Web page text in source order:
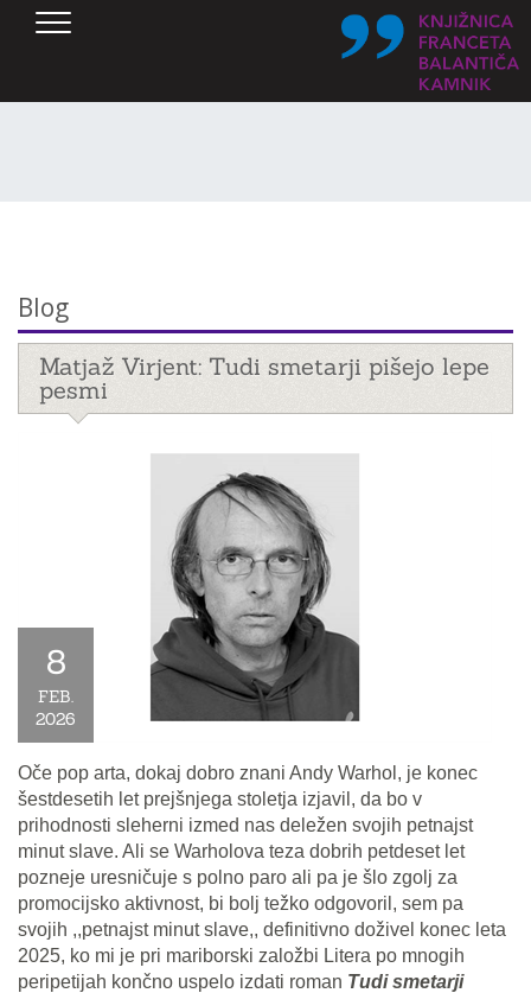
Blog
Matjaž Virjent: Tudi smetarji pišejo lepe
pesmi
8
FEB.
2026
Oče pop arta, dokaj dobro znani Andy Warhol, je konec
šestdesetih let prejšnjega stoletja izjavil, da bo v
prihodnosti sleherni izmed nas deležen svojih petnajst
minut slave. Ali se Warholova teza dobrih petdeset let
pozneje uresničuje s polno paro ali pa je šlo zgolj za
promocijsko aktivnost, bi bolj težko odgovoril, sem pa
svojih ,,petnajst minut slave,, definitivno doživel konec leta
2025, ko mi je pri mariborski založbi Litera po mnogih
peripetijah končno uspelo izdati roman Tudi smetarji